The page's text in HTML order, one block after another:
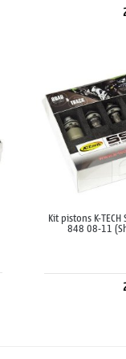
Kit pistons K-TECH
848 08-11